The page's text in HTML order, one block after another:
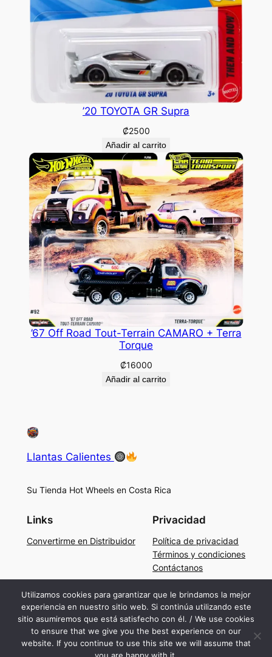
’20 TOYOTA GR Supra
₡2500
Añadir al carrito
’67 Off Road Tout-Terrain CAMARO + Terra
Torque
₡16000
Añadir al carrito
Llantas Calientes
Su Tienda Hot Wheels en Costa Rica
Links
Convertirme en Distribuidor
Privacidad
Política de privacidad
Términos y condiciones
Contáctanos
Social
Facebook
Instagram
TikTok
Utilizamos cookies para garantizar que le brindamos la mejor
experiencia en nuestro sitio web. Si continúa utilizando este
sitio asumiremos que está satisfecho con él. / We use cookies
to ensure that we give you the best experience on our
website. If you continue to use this site we will assume that